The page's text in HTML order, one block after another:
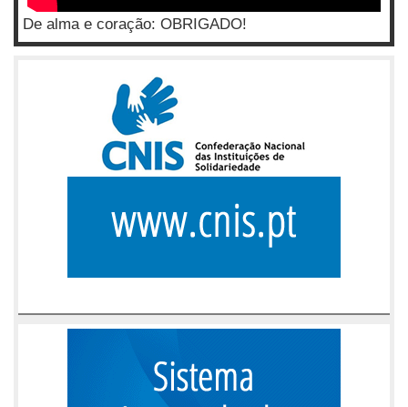
De alma e coração: OBRIGADO!